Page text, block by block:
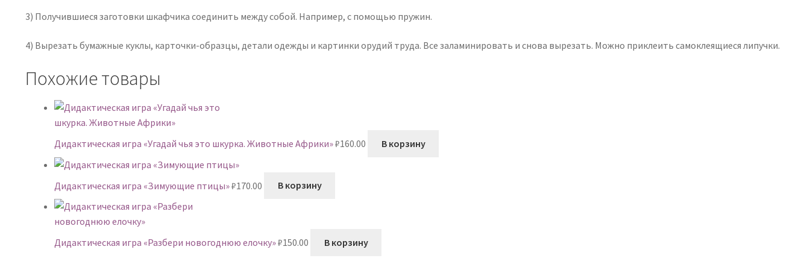
3) Получившиеся заготовки шкафчика соединить между собой. Например, с помощью пружин.
4) Вырезать бумажные куклы, карточки-образцы, детали одежды и картинки орудий труда. Все заламинировать и снова вырезать. Можно приклеить самоклеящиеся липучки.
Похожие товары
Дидактическая игра «Угадай чья это шкурка. Животные Африки»₽160.00 В корзину
Дидактическая игра «Зимующие птицы»₽170.00 В корзину
Дидактическая игра «Разбери новогоднюю елочку»₽150.00 В корзину